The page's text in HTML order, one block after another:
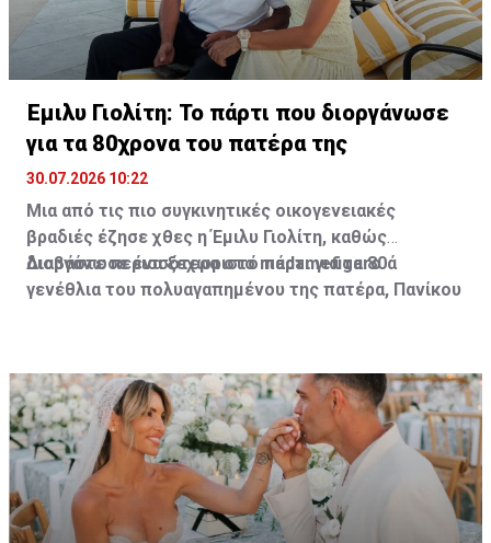
Έμιλυ Γιολίτη: Το πάρτι που διοργάνωσε
για τα 80χρονα του πατέρα της
30.07.2026 10:22
Μια από τις πιο συγκινητικές οικογενειακές
βραδιές έζησε χθες η Έμιλυ Γιολίτη, καθώς
διοργάνωσε ένα ξεχωριστό πάρτι για τα 80ά
γενέθλια του πολυαγαπημένου της πατέρα, Πανίκου
Διαβάστε περισσότερα στο madamefigaro